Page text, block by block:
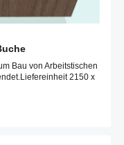
Bau von Arbeitstischen
2150 x